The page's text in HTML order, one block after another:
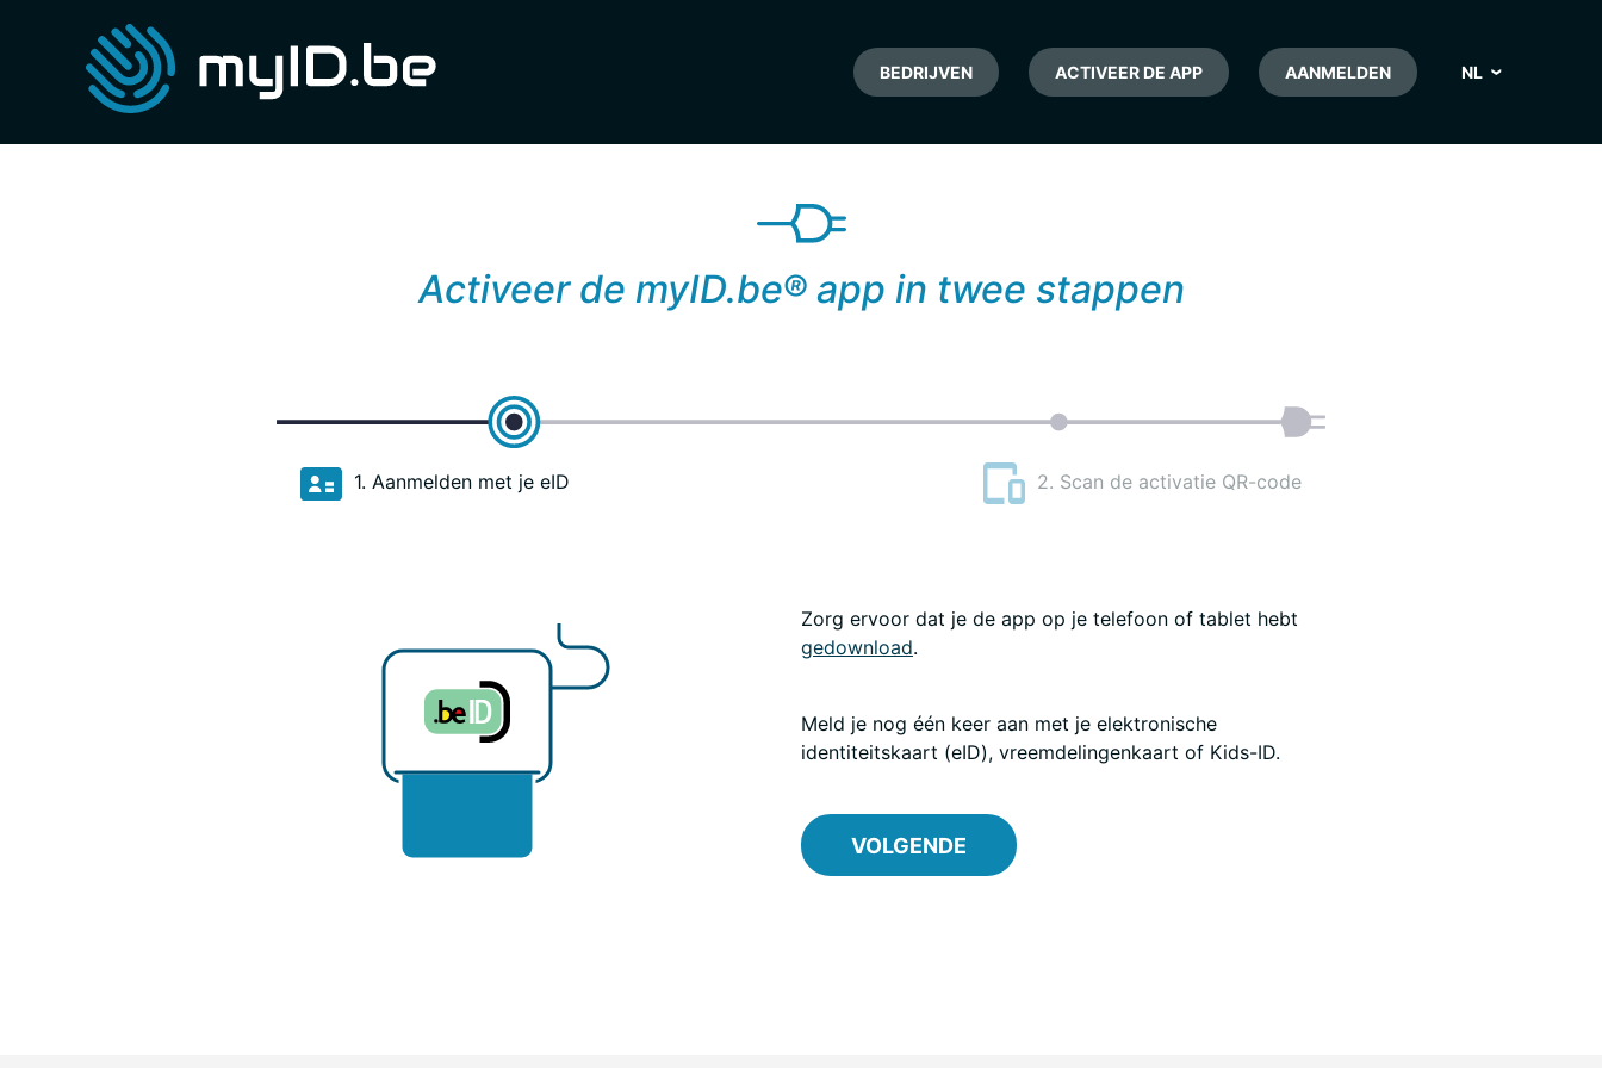
BEDRIJVEN ACTIVEER DE APP AANMELDEN NL
Activeer de myID.be® app in twee stappen
1. Aanmelden met je eID 2. Scan de activatie QR-code
Zorg ervoor dat je de app op je telefoon of tablet hebt
gedownload.
Meld je nog één keer aan met je elektronische
identiteitskaart (eID), vreemdelingenkaart of Kids-ID.
VOLGENDE